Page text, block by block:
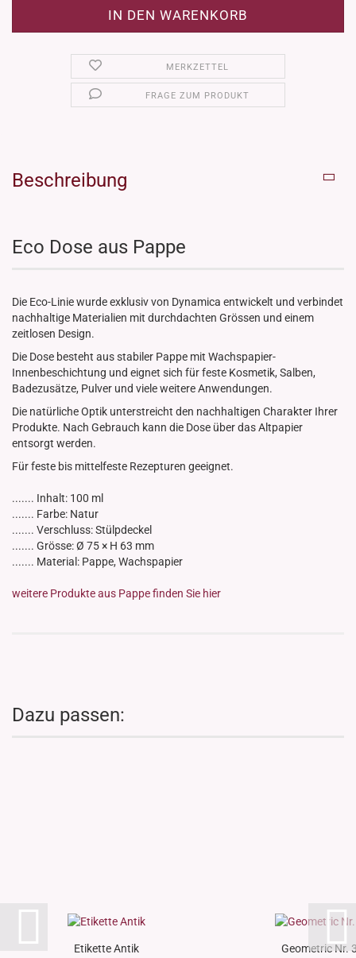
MERKZETTEL
FRAGE ZUM PRODUKT
Beschreibung
Eco Dose aus Pappe
Die Eco-Linie wurde exklusiv von Dynamica entwickelt und verbindet
nachhaltige Materialien mit durchdachten Grössen und einem
zeitlosen Design.
Die Dose besteht aus stabiler Pappe mit Wachspapier-
Innenbeschichtung und eignet sich für feste Kosmetik, Salben,
Badezusätze, Pulver und viele weitere Anwendungen.
Die natürliche Optik unterstreicht den nachhaltigen Charakter Ihrer
Produkte. Nach Gebrauch kann die Dose über das Altpapier
entsorgt werden.
Für feste bis mittelfeste Rezepturen geeignet.
....... Inhalt: 100 ml
....... Farbe: Natur
....... Verschluss: Stülpdeckel
....... Grösse: Ø 75 × H 63 mm
....... Material: Pappe, Wachspapier
weitere Produkte aus Pappe finden Sie hier
Dazu passen:
Etikette Antik Geometric Nr.